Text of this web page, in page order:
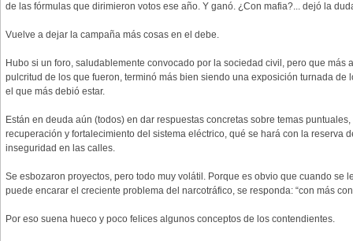
de las fórmulas que dirimieron votos ese año. Y ganó. ¿Con mafia?... dejó la
Vuelve a dejar la campaña más cosas en el debe.
Hubo si un foro, saludablemente convocado por la sociedad civil, pero que
pulcritud de los que fueron, terminó más bien siendo una exposición turnada de
el que más debió estar.
Están en deuda aún (todos) en dar respuestas concretas sobre temas
recuperación y fortalecimiento del sistema eléctrico, qué se hará con la reserva
inseguridad en las calles.
Se esbozaron proyectos, pero todo muy volátil. Porque es obvio que cuando se
puede encarar el creciente problema del narcotráfico, se responda: “con más
Por eso suena hueco y poco felices algunos conceptos de los contendientes.